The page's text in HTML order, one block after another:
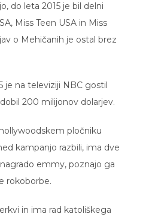
do leta 2015 je bil delni
Miss Teen USA in Miss
o Mehičanih je ostal brez
je na televiziji NBC gostil
200 milijonov dolarjev.
pločniku
kampanjo razbili, ima dve
emmy, poznajo ga
rokoborbe.
in ima rad katoliškega